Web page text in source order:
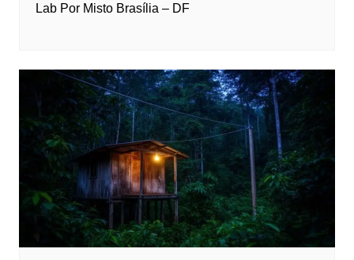
Lab Por Misto Brasília – DF